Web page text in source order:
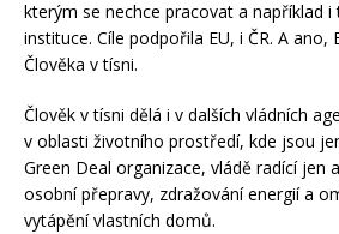
kterým se nechce pracovat a například i
instituce. Cíle podpořila EU, i ČR. A ano,
Člověka v tísni.
Člověk v tísni dělá i v dalších vládních
v oblasti životního prostředí, kde jsou
Green Deal organizace, vládě radící jen
osobní přepravy, zdražování energií a
vytápění vlastních domů.